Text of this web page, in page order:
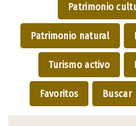
Patrimonio
Patrimonio natural
Turismo activo
Favoritos Buscar